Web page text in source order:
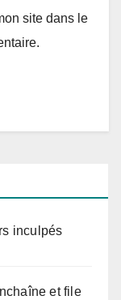
site dans le
inculpés
et file